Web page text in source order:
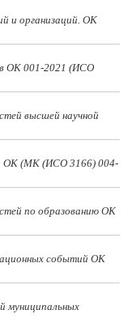
и организаций. ОК
ОК 001-2021 (ИСО
высшей научной
ОК (МК (ИСО 3166) 004-
по образованию ОК
событий ОК
муниципальных